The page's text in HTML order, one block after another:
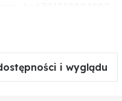
membrana
i wyglądu